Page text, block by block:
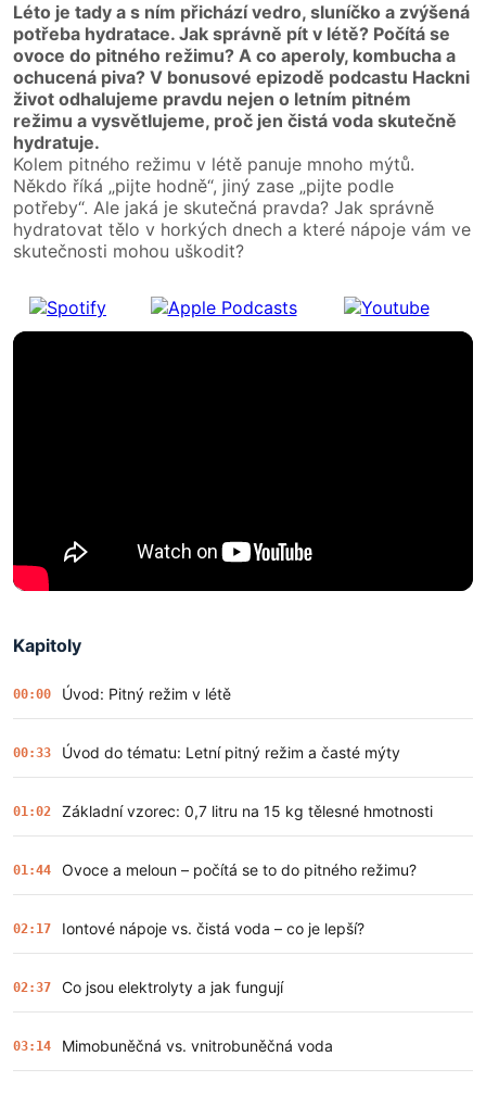
Léto je tady a s ním přichází vedro, sluníčko a zvýšená
potřeba hydratace. Jak správně pít v létě? Počítá se
ovoce do pitného režimu? A co aperoly, kombucha a
ochucená piva? V bonusové epizodě podcastu Hackni
život odhalujeme pravdu nejen o letním pitném
režimu a vysvětlujeme, proč jen čistá voda skutečně
hydratuje.
Kolem pitného režimu v létě panuje mnoho mýtů.
Někdo říká „pijte hodně“, jiný zase „pijte podle
potřeby“. Ale jaká je skutečná pravda? Jak správně
hydratovat tělo v horkých dnech a které nápoje vám ve
skutečnosti mohou uškodit?
Kapitoly
00:00 Úvod: Pitný režim v létě
00:33 Úvod do tématu: Letní pitný režim a časté mýty
01:02 Základní vzorec: 0,7 litru na 15 kg tělesné hmotnosti
01:44 Ovoce a meloun – počítá se to do pitného režimu?
02:17 Iontové nápoje vs. čistá voda – co je lepší?
02:37 Co jsou elektrolyty a jak fungují
03:14 Mimobuněčná vs. vnitrobuněčná voda